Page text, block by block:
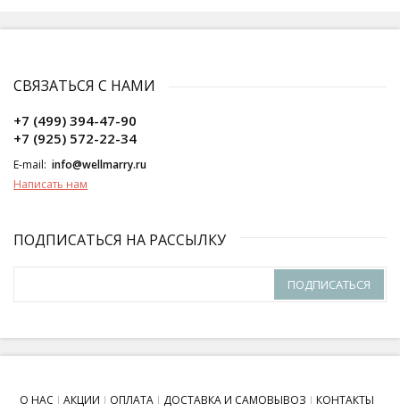
СВЯЗАТЬСЯ С НАМИ
+7 (499) 394-47-90
+7 (925) 572-22-34
E-mail: info@wellmarry.ru
Написать нам
ПОДПИСАТЬСЯ НА РАССЫЛКУ
ПОДПИСАТЬСЯ
О НАС АКЦИИ ОПЛАТА ДОСТАВКА И САМОВЫВОЗ КОНТАКТЫ